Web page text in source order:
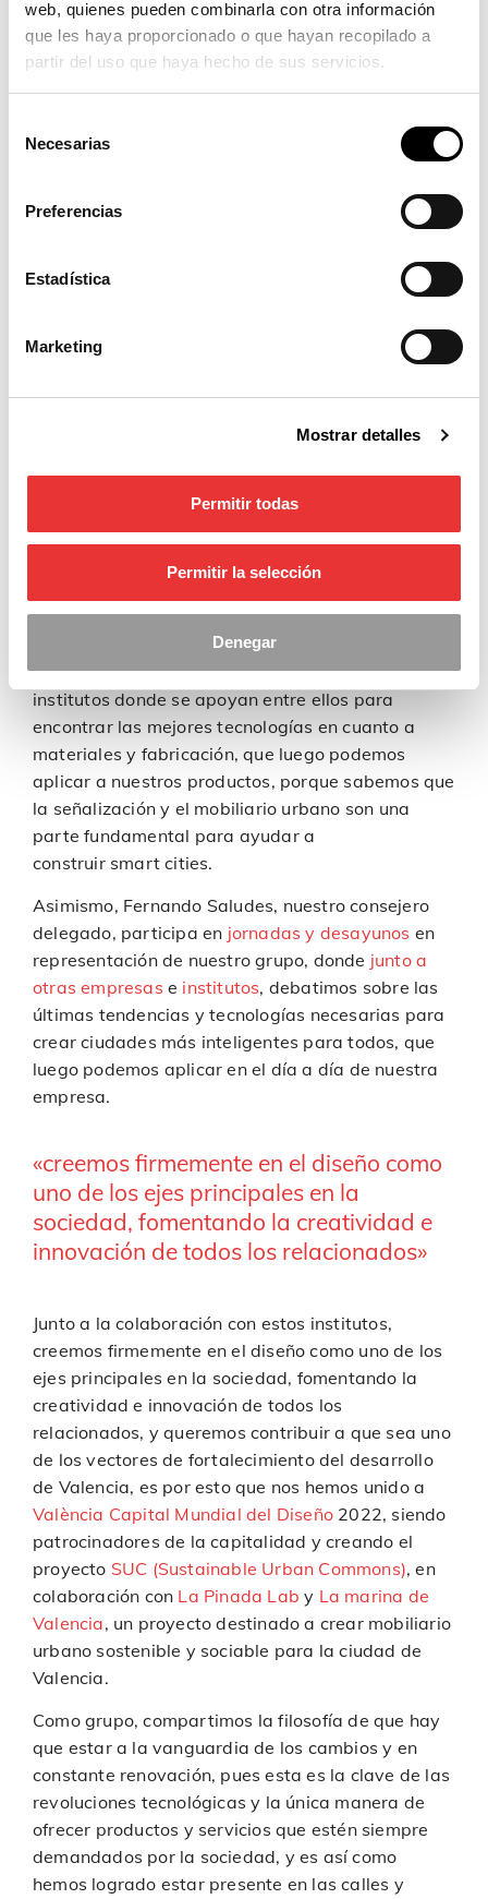
web, quienes pueden combinarla con otra información
que les haya proporcionado o que hayan recopilado a
partir del uso que haya hecho de sus servicios.
Necesarias
Preferencias
Estadística
Marketing
Mostrar detalles
Permitir todas
Permitir la selección
Denegar
Además, Industrias Saludes mantiene estrecho
contacto conRediteInndromeda, redes de
institutos donde se apoyan entre ellos para
encontrar las mejores tecnologías en cuanto a
materiales y fabricación, que luego podemos
aplicar a nuestros productos, porque sabemos que
la señalización y el mobiliario urbano son una
parte fundamental para ayudar a
construir smart cities.
Asimismo, Fernando Saludes, nuestro consejero
delegado, participa en jornadas y desayunos en
representación de nuestro grupo, donde junto a
otras empresas e institutos, debatimos sobre las
últimas tendencias y tecnologías necesarias para
crear ciudades más inteligentes para todos, que
luego podemos aplicar en el día a día de nuestra
empresa.
«creemos firmemente en el diseño como
uno de los ejes principales en la
sociedad, fomentando la creatividad e
innovación de todos los relacionados»
Junto a la colaboración con estos institutos,
creemos firmemente en el diseño como uno de los
ejes principales en la sociedad, fomentando la
creatividad e innovación de todos los
relacionados, y queremos contribuir a que sea uno
de los vectores de fortalecimiento del desarrollo
de Valencia, es por esto que nos hemos unido a
València Capital Mundial del Diseño 2022, siendo
patrocinadores de la capitalidad y creando el
proyecto SUC (Sustainable Urban Commons), en
colaboración con La Pinada Lab y La marina de
Valencia, un proyecto destinado a crear mobiliario
urbano sostenible y sociable para la ciudad de
Valencia.
Como grupo, compartimos la filosofía de que hay
que estar a la vanguardia de los cambios y en
constante renovación, pues esta es la clave de las
revoluciones tecnológicas y la única manera de
ofrecer productos y servicios que estén siempre
demandados por la sociedad, y es así como
hemos logrado estar presente en las calles y